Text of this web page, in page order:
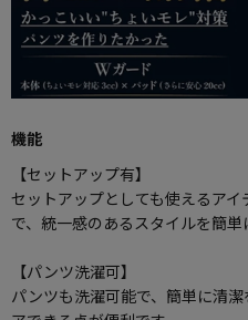
機能
【セットアップ有】
セットアップとしても使えるア
で、統一感のあるスタイルを簡単
【パンツ洗濯可】
パンツも洗濯可能で、簡単に清